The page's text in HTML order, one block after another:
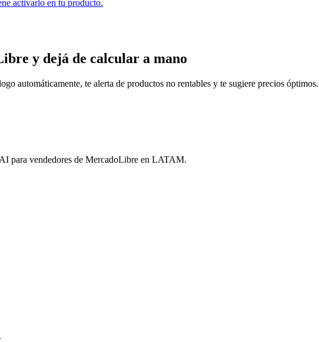
activarlo en tu producto.
y dejá de calcular a mano
automáticamente, te alerta de productos no rentables y te sugiere precios
para vendedores de MercadoLibre en LATAM.